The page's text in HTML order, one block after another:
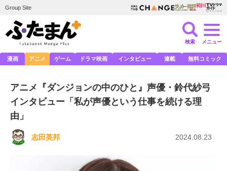
Group Site
検索 メニュー
漫画 アニメ ゲーム ドラマ映画 インタビュー 連載 無料コミック
アニメ『ダンジョンの中のひと』声優・鈴代紗弓
インタビュー「私が声優という仕事を続ける理
由」
志田英邦 2024.08.23